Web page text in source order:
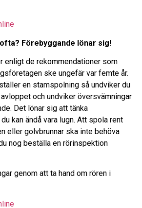
Förebyggande lönar sig!
enligt de rekommendationer som
ske ungefär var femte år.
en stamspolning så undviker du
och undviker översvämningar
Det lönar sig att tänka
kan ändå vara lugn. Att spola rent
eller golvbrunnar ska inte behöva
nog beställa en rörinspektion
genom att ta hand om rören i